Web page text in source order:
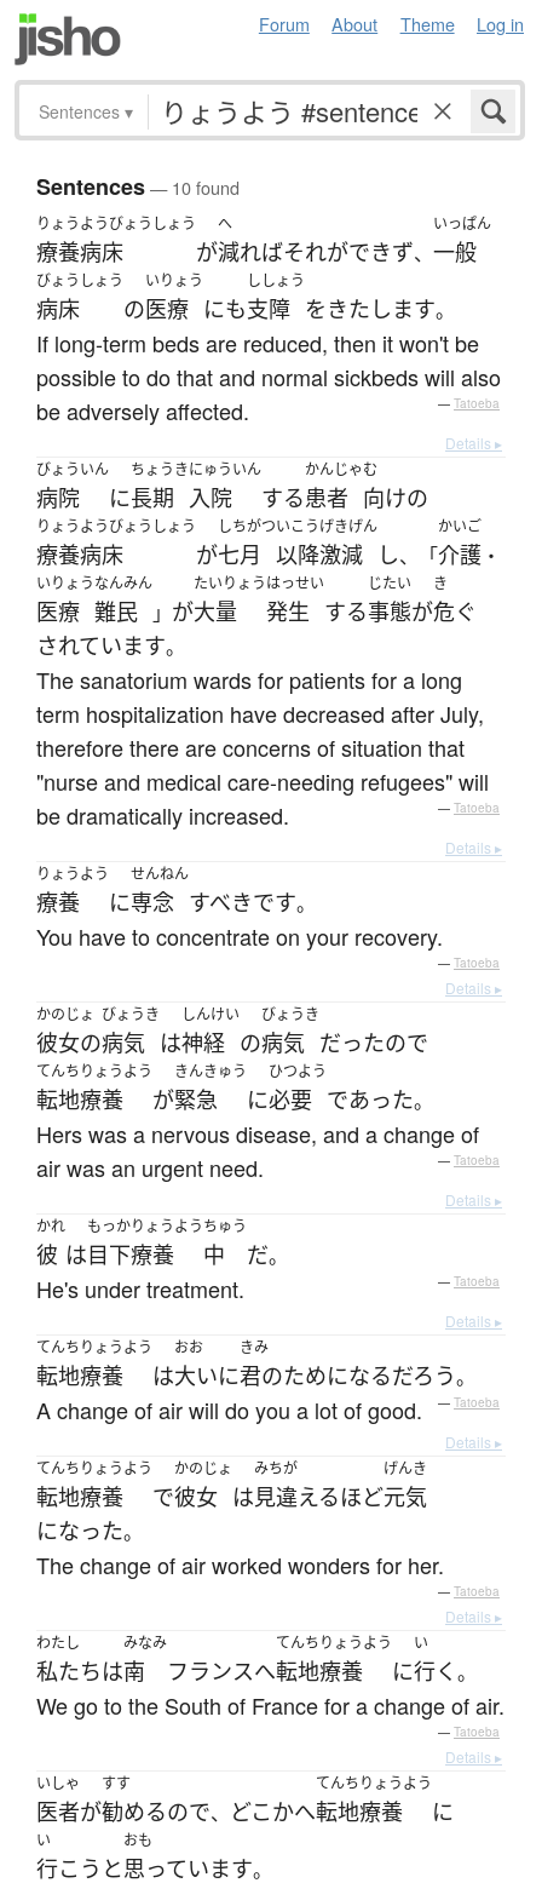
Forum About Theme Log in
Sentences ▾
Sentences— 10 found
りょうようびょうしょう
療養病床 が
へ
減ればそれができず、
いっぱん
一般
びょうしょう
病床 の
いりょう
医療 にも
ししょう
支障 を きたします。
If long-term beds are reduced, then it won't be
possible to do that and normal sickbeds will also
be adversely affected.
— Tatoeba
Details ▸
びょういん
病院 に
ちょうき
長期
にゅういん
入院 する
かんじゃ
患者
む
向けの
りょうようびょうしょう
療養病床 が
しちがつ
七月
いこう
以降
げきげん
激減 し、「
かいご
介護 ・
いりょう
医療
なんみん
難民 」 が
たいりょう
大量
はっせい
発生 する
じたい
事態が
き
危ぐ
されています。
The sanatorium wards for patients for a long
term hospitalization have decreased after July,
therefore there are concerns of situation that
"nurse and medical care-needing refugees" will
be dramatically increased.
— Tatoeba
Details ▸
りょうよう
療養 に
せんねん
専念 すべきです。
You have to concentrate on your recovery.
— Tatoeba
Details ▸
かのじょ
彼女の
びょうき
病気 は
しんけい
神経 の
びょうき
病気 だったので
てんちりょうよう
転地療養 が
きんきゅう
緊急 に
ひつよう
必要 であった。
Hers was a nervous disease, and a change of
air was an urgent need.
— Tatoeba
Details ▸
かれ
彼 は
もっか
目下
りょうよう
療養
ちゅう
中 だ。
He's under treatment. — Tatoeba
Details ▸
てんちりょうよう
転地療養 は
おお
大いに
きみ
君のためになるだろう。
A change of air will do you a lot of good. — Tatoeba
Details ▸
てんちりょうよう
転地療養 で
かのじょ
彼女 は
みちが
見違えるほど
げんき
元気
になった。
The change of air worked wonders for her.
— Tatoeba
Details ▸
わたし
私たちは
みなみ
南 フランスへ
てんちりょうよう
転地療養 に
い
行く 。
We go to the South of France for a change of air.
— Tatoeba
Details ▸
いしゃ
医者が
すす
勧めるので、 どこかへ
てんちりょうよう
転地療養 に
い
行こう と
おも
思っています。